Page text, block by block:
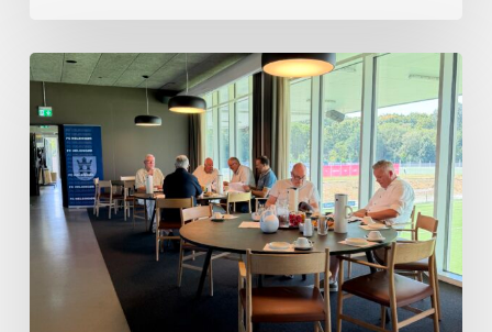
Referat
fra
ordinær
generalforsamling
2026